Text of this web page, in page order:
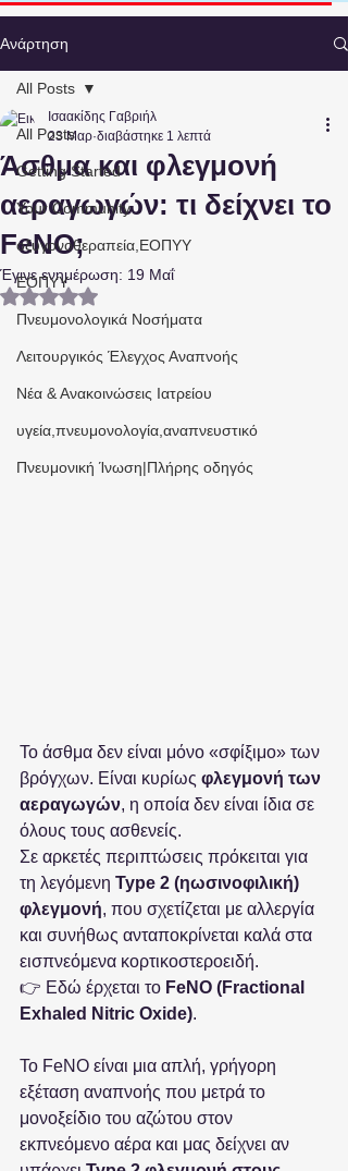
Ανάρτηση
All Posts
Getting Started
Your Community
οξυγονοθεραπεία,ΕΟΠΥΥ
ΕΟΠΥΥ
Πνευμονολογικά Νοσήματα
Λειτουργικός Έλεγχος Αναπνοής
Νέα & Ανακοινώσεις Ιατρείου
υγεία,πνευμονολογία,αναπνευστικό
Πνευμονική Ίνωση|Πλήρης οδηγός
All Posts
Άσθμα και φλεγμονή
αεραγωγών: τι δείχνει το
FeNO;
Ισαακίδης Γαβριήλ
23 Μαρ διαβάστηκε 1 λεπτά
Έγινε ενημέρωση: 19 Μαΐ
Βαθμολογήθηκε με NaN από 5 αστέρια.
Το άσθμα δεν είναι μόνο «σφίξιμο» των
βρόγχων. Είναι κυρίως φλεγμονή των
αεραγωγών, η οποία δεν είναι ίδια σε
όλους τους ασθενείς.
Σε αρκετές περιπτώσεις πρόκειται για
τη λεγόμενη Type 2 (ηωσινοφιλική)
φλεγμονή, που σχετίζεται με αλλεργία
και συνήθως ανταποκρίνεται καλά στα
εισπνεόμενα κορτικοστεροειδή.
👉 Εδώ έρχεται το FeNO (Fractional
Exhaled Nitric Oxide).
Το FeNO είναι μια απλή, γρήγορη
εξέταση αναπνοής που μετρά το
μονοξείδιο του αζώτου στον
εκπνεόμενο αέρα και μας δείχνει αν